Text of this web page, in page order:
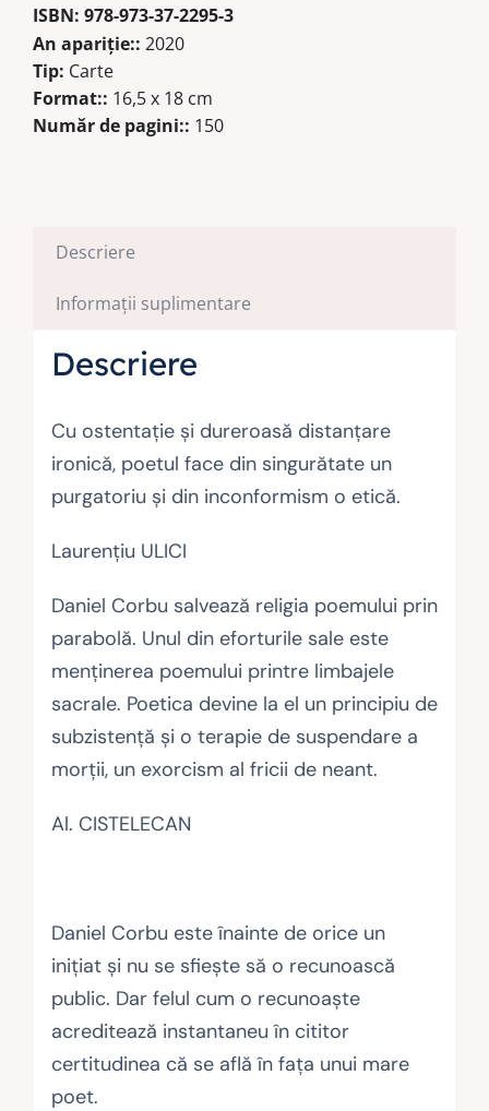
ISBN: 978-973-37-2295-3
An apariţie:: 2020
Tip: Carte
Format:: 16,5 x 18 cm
Număr de pagini:: 150
Descriere
Informații suplimentare
Descriere
Cu ostentaţie şi dureroasă distanţare
ironică, poetul face din singurătate un
purgatoriu şi din inconformism o etică.
Laurenţiu ULICI
Daniel Corbu salvează religia poemului prin
parabolă. Unul din eforturile sale este
menţinerea poemului printre limbajele
sacrale. Poetica devine la el un principiu de
subzistenţă şi o terapie de suspendare a
morţii, un exorcism al fricii de neant.
Al. CISTELECAN
Daniel Corbu este înainte de orice un
iniţiat şi nu se sfieşte să o recunoască
public. Dar felul cum o recunoaşte
acreditează instantaneu în cititor
certitudinea că se află în faţa unui mare
poet.